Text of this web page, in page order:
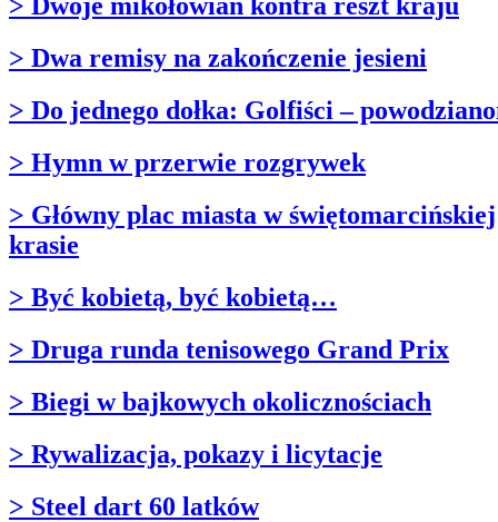
> Dwoje mikołowian kontra reszt kraju
> Dwa remisy na zakończenie jesieni
> Do jednego dołka: Golfiści –
> Hymn w przerwie rozgrywek
> Główny plac miasta w świętomarcińskiej
krasie
> Być kobietą, być kobietą…
> Druga runda tenisowego Grand Prix
> Biegi w bajkowych okolicznościach
> Rywalizacja, pokazy i licytacje
> Steel dart 60 latków